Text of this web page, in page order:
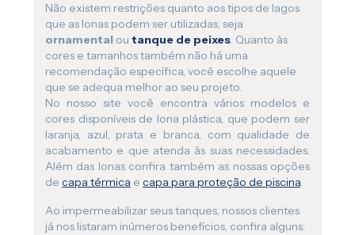
Não existem restrições quanto aos tipos de lagos
que as lonas podem ser utilizadas, seja
ornamental ou tanque de peixes. Quanto às
cores e tamanhos também não há uma
recomendação específica, você escolhe aquele
que se adequa melhor ao seu projeto.
No nosso site você encontra vários modelos e
cores disponíveis de lona plástica, que podem ser
laranja, azul, prata e branca, com qualidade de
acabamento e que atenda às suas necessidades.
Além das lonas confira também as nossas opções
de capa térmica e capa para proteção de piscina.
Ao impermeabilizar seus tanques, nossos clientes
já nos listaram inúmeros benefícios, confira alguns: